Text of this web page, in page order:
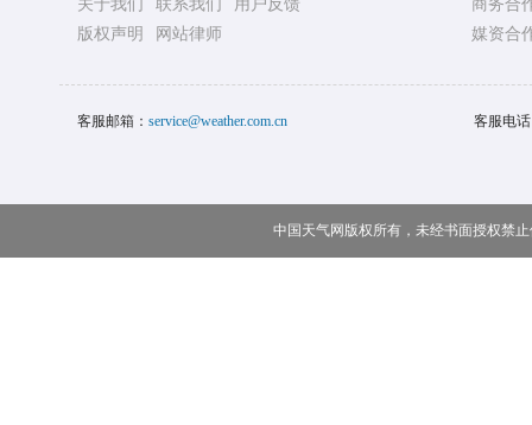
关于我们 联系我们
用户反馈
版权声明
网站律师
商务合
媒资合
客服邮箱： service@weather.com.cn 客服电
中国天气网版权所有，未经书面授权